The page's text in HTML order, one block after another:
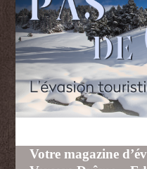
Votre magazine